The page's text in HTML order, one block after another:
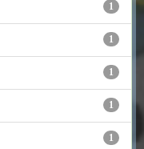
1
1
1
1
1